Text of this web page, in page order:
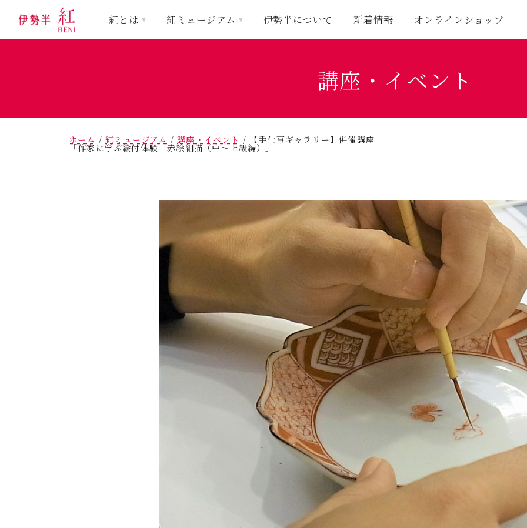
紅とは 紅ミュージアム 伊勢半について 新着情報 オンラインショップ
講座・イベント
ホーム /紅ミュージアム /講座・イベント / 【手仕事ギャラリー】併催講座
「作家に学ぶ絵付体験―赤絵細描（中～上級編）」